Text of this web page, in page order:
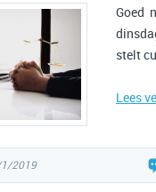
Goed
stelt
Lees
1/2019